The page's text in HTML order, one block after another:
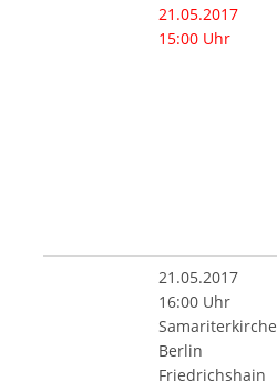
21.05.2017
15:00 Uhr
21.05.2017
16:00 Uhr
Samariterkirche
Berlin
Friedrichshain